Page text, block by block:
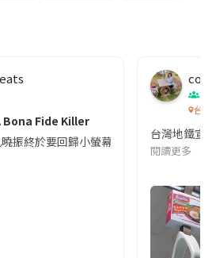
Bona Fide Killer
振終於要回歸小螢幕啦!這次的劇本改編
co
吹
台灣
台灣地鐵宣
閱讀更多